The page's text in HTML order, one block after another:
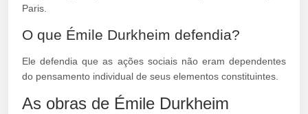
Paris.
O que Émile Durkheim defendia?
Ele defendia que as ações sociais não eram dependentes
do pensamento individual de seus elementos constituintes.
As obras de Émile Durkheim